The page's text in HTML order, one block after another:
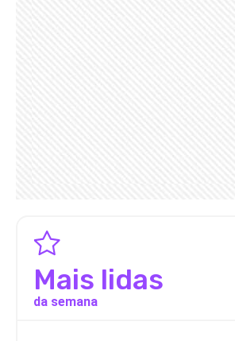
Mais lidas
da semana